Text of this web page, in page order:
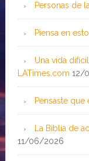
Personas de
Piensa en esto
Una vida
LATimes.com 12/
Pensaste que
La Biblia de
11/06/2026